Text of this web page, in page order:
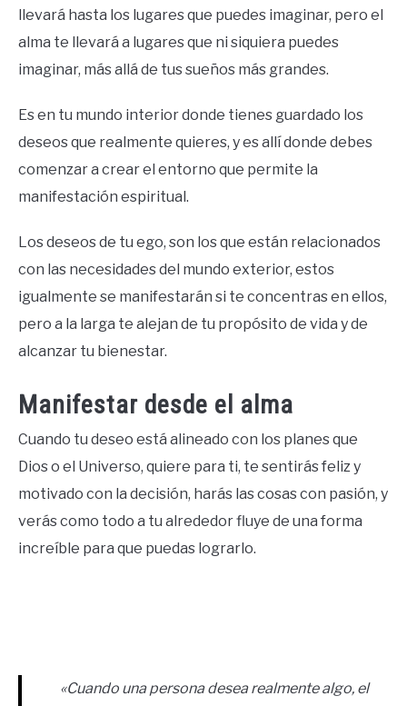
llevará hasta los lugares que puedes imaginar, pero el
alma te llevará a lugares que ni siquiera puedes
imaginar, más allá de tus sueños más grandes.
Es en tu mundo interior donde tienes guardado los
deseos que realmente quieres, y es allí donde debes
comenzar a crear el entorno que permite la
manifestación espiritual.
Los deseos de tu ego, son los que están relacionados
con las necesidades del mundo exterior, estos
igualmente se manifestarán si te concentras en ellos,
pero a la larga te alejan de tu propósito de vida y de
alcanzar tu bienestar.
Manifestar desde el alma
Cuando tu deseo está alineado con los planes que
Dios o el Universo, quiere para ti, te sentirás feliz y
motivado con la decisión, harás las cosas con pasión, y
verás como todo a tu alrededor fluye de una forma
increíble para que puedas lograrlo.
«Cuando una persona desea realmente algo, el